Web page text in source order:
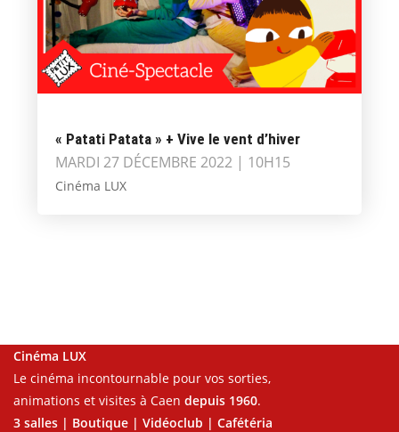
« Patati Patata » + Vive le vent d’hiver
MARDI 27 DÉCEMBRE 2022 | 10H15
Cinéma LUX
Cinéma LUX
Le cinéma incontournable pour vos sorties,
animations et visites à Caen depuis 1960.
3 salles | Boutique | Vidéoclub | Cafétéria